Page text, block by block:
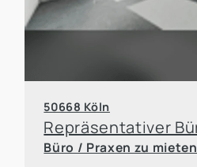
50668 Köln
Büro / Praxen zu mieten